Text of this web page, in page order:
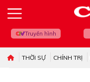
Truyền hình
THỜI SỰ CHÍNH TRỊ